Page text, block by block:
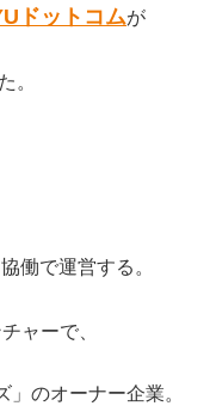
ドットコムが
。
働で運営する。
ャーで、
のオーナー企業。